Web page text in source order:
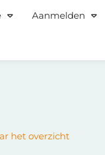
Aanmelden
het overzicht